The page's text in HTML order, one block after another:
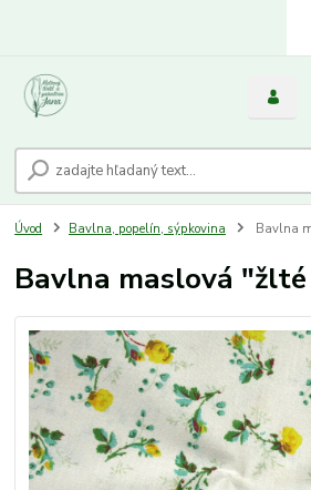
Úvod Bavlna, popelín, sýpkovina Bavlna
Bavlna maslová